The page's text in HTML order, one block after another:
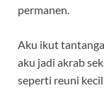
permanen.
Aku ikut
aku jadi akrab
seperti reuni